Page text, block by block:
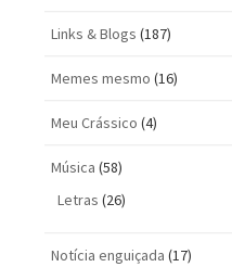
Links & Blogs (187)
Memes mesmo (16)
Meu Crássico (4)
Música (58)
Letras (26)
Notícia enguiçada (17)